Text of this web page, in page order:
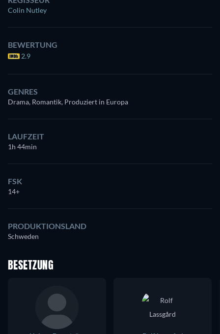
Colin Nutley
BEWERTUNG
2.9
GENRES
Drama, Romantik, Produziert in Europa
LAUFZEIT
1h 44min
FSK
14+
PRODUKTIONSLAND
Schweden
BESETZUNG